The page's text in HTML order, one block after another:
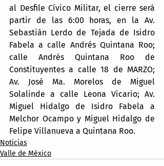
al Desfile Cívico Militar, el cierre será
partir de las 6:00 horas, en la Av.
Sebastián Lerdo de Tejada de Isidro
Fabela a calle Andrés Quintana Roo;
calle Andrés Quintana Roo de
Constituyentes a calle 18 de MARZO;
Av. José Ma. Morelos de Miguel
Solalinde a calle Leona Vicario; Av.
Miguel Hidalgo de Isidro Fabela a
Melchor Ocampo y Miguel Hidalgo de
Felipe Villanueva a Quintana Roo.
Noticias
Valle de México